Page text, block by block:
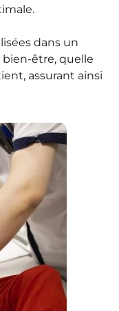
dans un
être, quelle
assurant ainsi